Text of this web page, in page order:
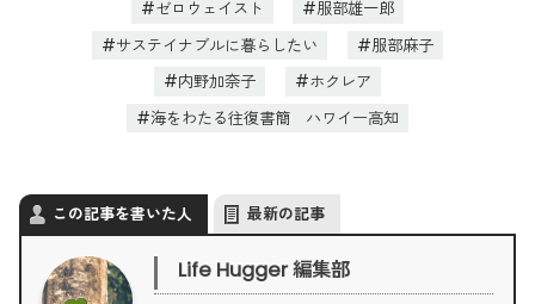
ゼロウェイスト
服部雄一郎
サステイナブルに暮らしたい
服部麻子
内野加奈子
ホクレア
海をわたる往復書簡 ハワイー高知
この記事を書いた人 最新の記事
Life Hugger 編集部